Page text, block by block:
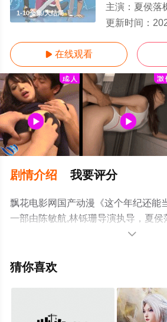
1-10全集/大结局
主演： 夏侯落
更新时间：
 在线观看
剧情介绍 我要评分
飘花电影网国产动漫《这个年纪还能
一部由陈敏航,林铄珊导演执导，夏
员精彩演绎的中国大陆动漫，大结局
影院，更多相关信息可移步至豆瓣动

猜你喜欢